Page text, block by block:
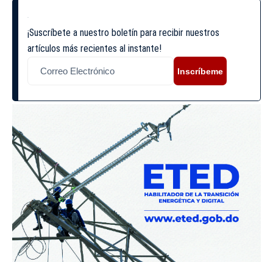
¡Suscríbete a nuestro boletín para recibir nuestros
artículos más recientes al instante!
Inscríbeme